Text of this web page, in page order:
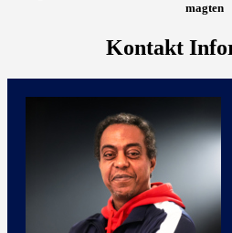
magten
Kontakt